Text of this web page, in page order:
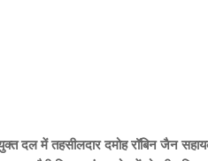
दल में तहसीलदार दमोह रॉबिन जैन